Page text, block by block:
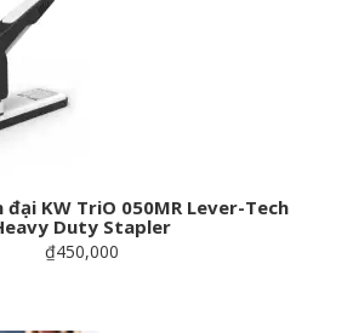
KW TriO 050MR Lever-Tech
Duty Stapler
₫450,000